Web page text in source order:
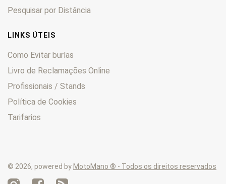
Pesquisar por Distância
LINKS ÚTEIS
Como Evitar burlas
Livro de Reclamações Online
Profissionais / Stands
Política de Cookies
Tarifarios
© 2026, powered by MotoMano ® - Todos os direitos reservados